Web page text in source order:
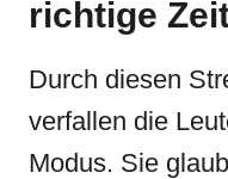
richtige
Durch diesen
verfallen die
Modus. Sie